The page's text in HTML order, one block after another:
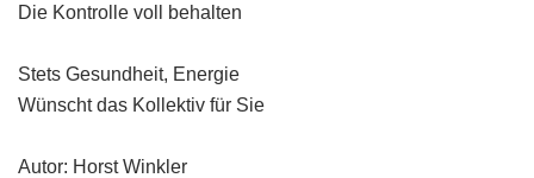
Die Kontrolle voll behalten
Stets Gesundheit, Energie
Wünscht das Kollektiv für Sie
Autor: Horst Winkler